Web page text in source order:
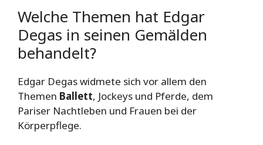
Welche Themen hat Edgar
Degas in seinen Gemälden
behandelt?
Edgar Degas widmete sich vor allem den
Themen Ballett, Jockeys und Pferde, dem
Pariser Nachtleben und Frauen bei der
Körperpflege.